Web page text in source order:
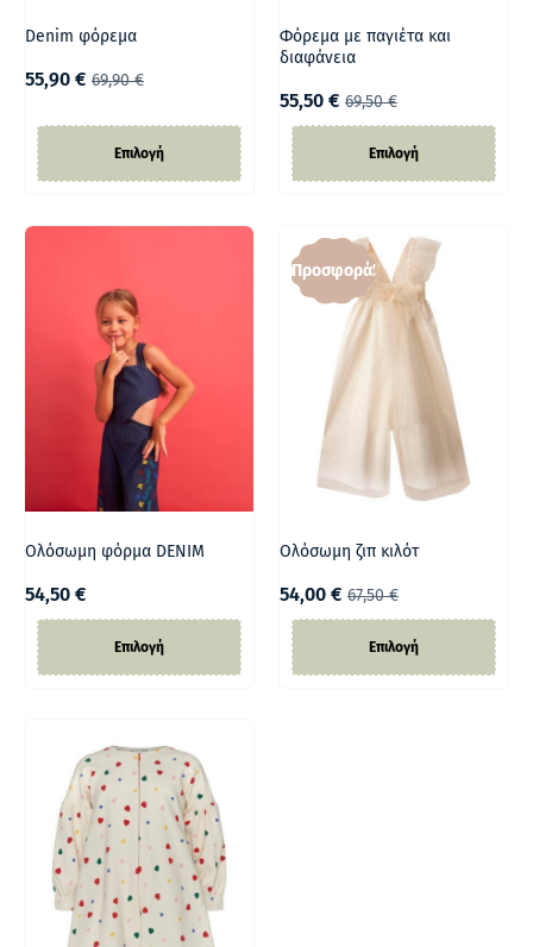
Denim φόρεμα
69,90€
55,90 €
Επιλογή
Φόρεμα με παγιέτα και
διαφάνεια
69,50€
55,50 €
Επιλογή
Ολόσωμη φόρμα DENIM
54,50 €
Επιλογή
Προσφορά!
Ολόσωμη ζιπ κιλότ
67,50€
54,00 €
Επιλογή